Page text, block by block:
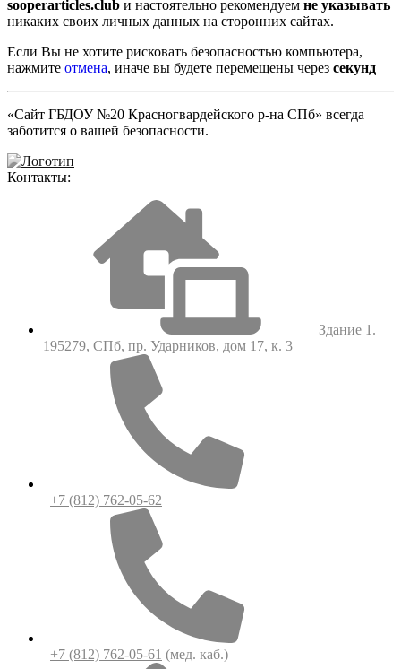
sooperarticles.club и настоятельно рекомендуем не указывать
никаких своих личных данных на сторонних сайтах.
Если Вы не хотите рисковать безопасностью компьютера,
нажмите отмена, иначе вы будете перемещены через секунд
«Сайт ГБДОУ №20 Красногвардейского р-на СПб» всегда
заботится о вашей безопасности.
Контакты:
Здание 1.
195279, СПб, пр. Ударников, дом 17, к. 3
+7 (812) 762-05-62
+7 (812) 762-05-61 (мед. каб.)